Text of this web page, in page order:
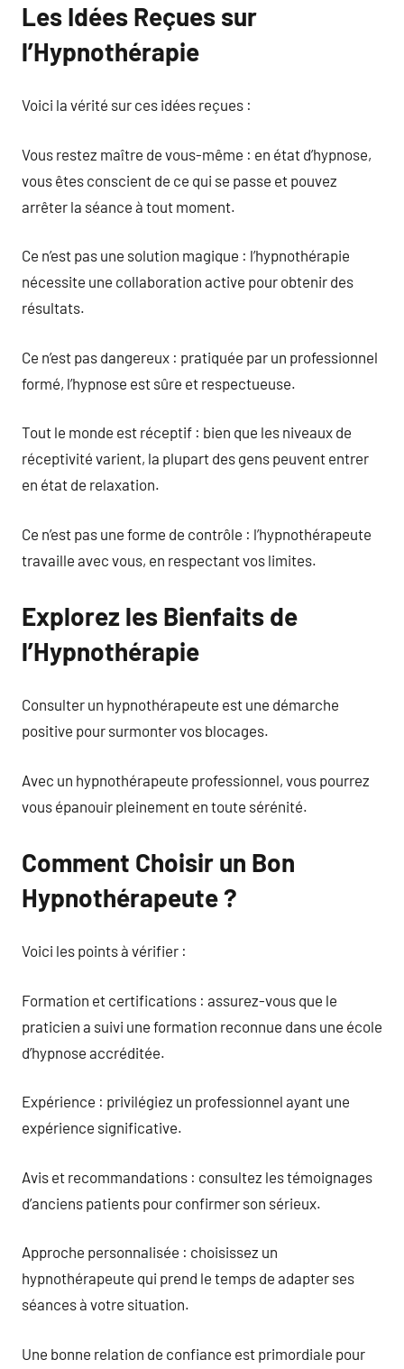
Les Idées Reçues sur
l’Hypnothérapie
Voici la vérité sur ces idées reçues :
Vous restez maître de vous-même : en état d’hypnose,
vous êtes conscient de ce qui se passe et pouvez
arrêter la séance à tout moment.
Ce n’est pas une solution magique : l’hypnothérapie
nécessite une collaboration active pour obtenir des
résultats.
Ce n’est pas dangereux : pratiquée par un professionnel
formé, l’hypnose est sûre et respectueuse.
Tout le monde est réceptif : bien que les niveaux de
réceptivité varient, la plupart des gens peuvent entrer
en état de relaxation.
Ce n’est pas une forme de contrôle : l’hypnothérapeute
travaille avec vous, en respectant vos limites.
Explorez les Bienfaits de
l’Hypnothérapie
Consulter un hypnothérapeute est une démarche
positive pour surmonter vos blocages.
Avec un hypnothérapeute professionnel, vous pourrez
vous épanouir pleinement en toute sérénité.
Comment Choisir un Bon
Hypnothérapeute ?
Voici les points à vérifier :
Formation et certifications : assurez-vous que le
praticien a suivi une formation reconnue dans une école
d’hypnose accréditée.
Expérience : privilégiez un professionnel ayant une
expérience significative.
Avis et recommandations : consultez les témoignages
d’anciens patients pour confirmer son sérieux.
Approche personnalisée : choisissez un
hypnothérapeute qui prend le temps de adapter ses
séances à votre situation.
Une bonne relation de confiance est primordiale pour